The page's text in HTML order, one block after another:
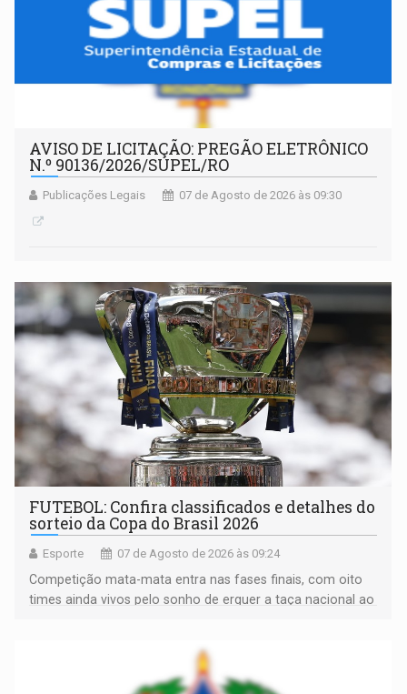
AVISO DE LICITAÇÃO: PREGÃO ELETRÔNICO
N.º 90136/2026/SUPEL/RO
Publicações Legais 07 de Agosto de 2026 às 09:30
FUTEBOL: Confira classificados e detalhes do
sorteio da Copa do Brasil 2026
Esporte 07 de Agosto de 2026 às 09:24
Competição mata-mata entra nas fases finais, com oito
times ainda vivos pelo sonho de erguer a taça nacional ao